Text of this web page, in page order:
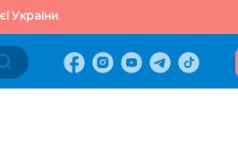
України.